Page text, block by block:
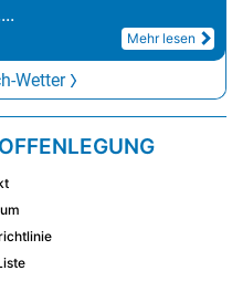
...
Mehr lesen
Wetter